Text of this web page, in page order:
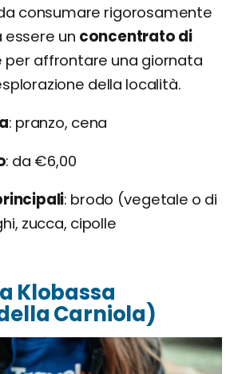
consumare rigorosamente
essere un concentrato di
per affrontare una giornata
della località.
pranzo, cena
da €6,00
brodo (vegetale o di
zucca, cipolle
Klobassa
Carniola)